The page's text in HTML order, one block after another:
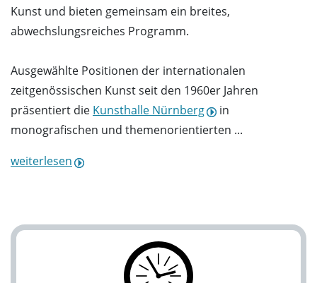
Kunst und bieten gemeinsam ein breites,
abwechslungsreiches Programm.
Ausgewählte Positionen der internationalen
zeitgenössischen Kunst seit den 1960er Jahren
präsentiert die Kunsthalle Nürnberg
in
monografischen und themenorientierten ...
weiterlesen